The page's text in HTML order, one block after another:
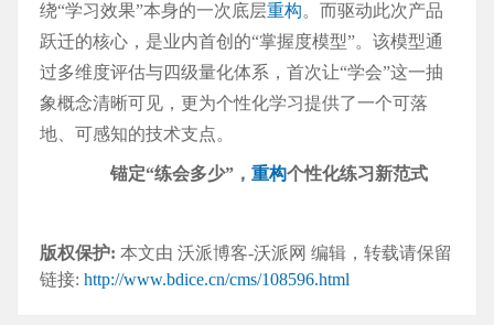
绕“学习效果”本身的一次底层重构。而驱动此次产品
跃迁的核心，是业内首创的“掌握度模型”。该模型通
过多维度评估与四级量化体系，首次让“学会”这一抽
象概念清晰可见，更为个性化学习提供了一个可落
地、可感知的技术支点。
锚定“练会多少”， 重构个性化练习新范式
版权保护: 本文由 沃派博客-沃派网 编辑，转载请保留
链接: http://www.bdice.cn/cms/108596.html